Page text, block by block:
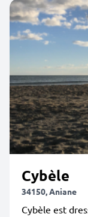
Cybèle
34150, Aniane
Cybèle est